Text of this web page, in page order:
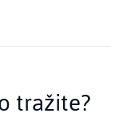
tražite?